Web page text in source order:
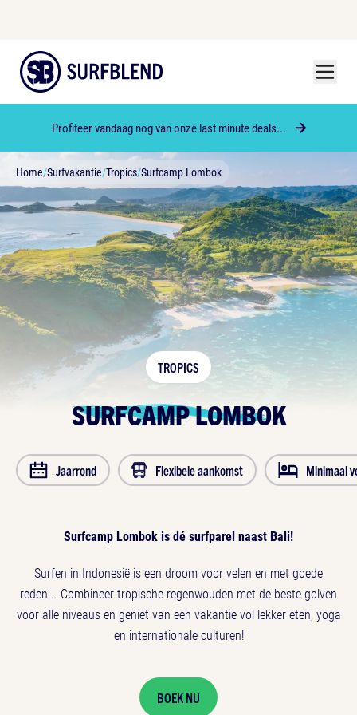
Surfblend
Menu
Profiteer vandaag nog van onze last minute deals...
Home/Surfvakantie/Tropics/Surfcamp Lombok
TROPICS
SURFCAMP LOMBOK
Jaarrond Flexibele aankomst Minimaal
Surfcamp Lombok is dé surfparel naast Bali!
Surfen in Indonesië is een droom voor velen en met goede
reden... Combineer tropische regenwouden met de beste golven
voor alle niveaus en geniet van een vakantie vol lekker eten, yoga
en internationale culturen!
BOEK NU